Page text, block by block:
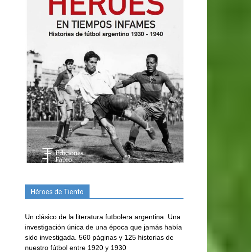
Héroes de Tiento
Un clásico de la literatura futbolera argentina. Una
investigación única de una época que jamás había
sido investigada. 560 páginas y 125 historias de
nuestro fútbol entre 1920 y 1930